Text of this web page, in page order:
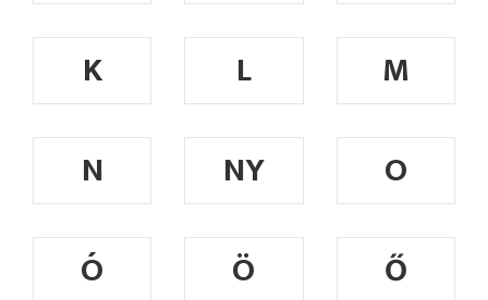
K
L
M
N
NY
O
Ó
Ö
Ő